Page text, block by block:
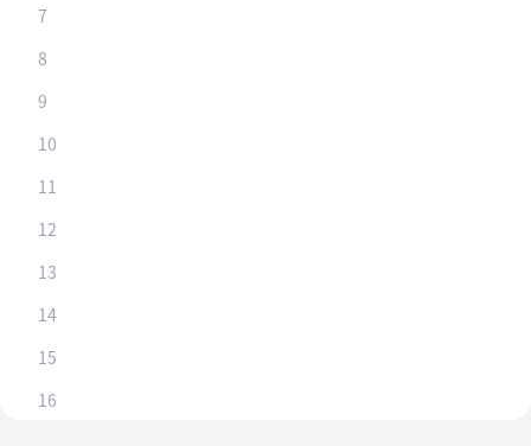
7
8
9
10
11
12
13
14
15
16